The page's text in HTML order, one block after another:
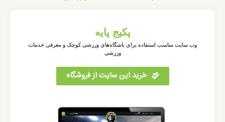
پکیج پایه
وب سایت مناسب استفاده برای باشگاه‌های ورزشی کوچک و معرفی خدمات
ورزشی
خرید این سایت از فروشگاه